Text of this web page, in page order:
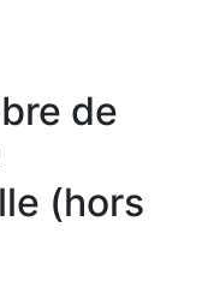
de
(hors